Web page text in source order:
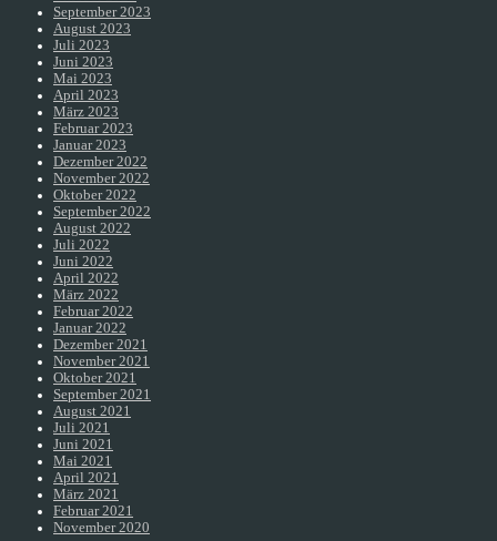
September 2023
August 2023
Juli 2023
Juni 2023
Mai 2023
April 2023
März 2023
Februar 2023
Januar 2023
Dezember 2022
November 2022
Oktober 2022
September 2022
August 2022
Juli 2022
Juni 2022
April 2022
März 2022
Februar 2022
Januar 2022
Dezember 2021
November 2021
Oktober 2021
September 2021
August 2021
Juli 2021
Juni 2021
Mai 2021
April 2021
März 2021
Februar 2021
November 2020